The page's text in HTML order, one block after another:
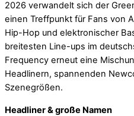
2026 verwandelt sich der
einen Treffpunkt für Fans von
Hip-Hop und elektronischer
breitesten Line-ups im
Frequency erneut eine
Headlinern, spannenden
Szenegrößen.
Headliner & große Namen